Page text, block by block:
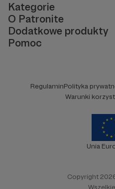
Kategorie
O Patronite
Dodatkowe produkty
Pomoc
RegulaminPolityka
Warunki
Unia
Copyright